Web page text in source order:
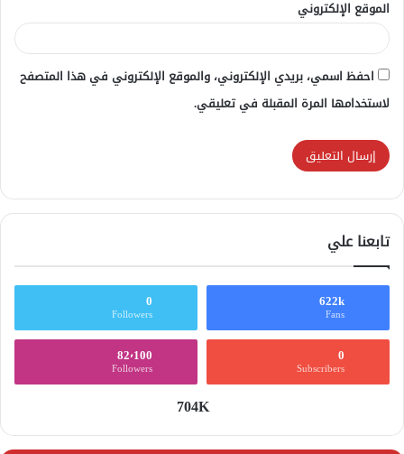
الموقع الإلكتروني
احفظ اسمي، بريدي الإلكتروني، والموقع الإلكتروني في هذا المتصفح
لاستخدامها المرة المقبلة في تعليقي.
تابعنا علي
622k
Fans
0
Followers
0
Subscribers
82٬100
Followers
704K